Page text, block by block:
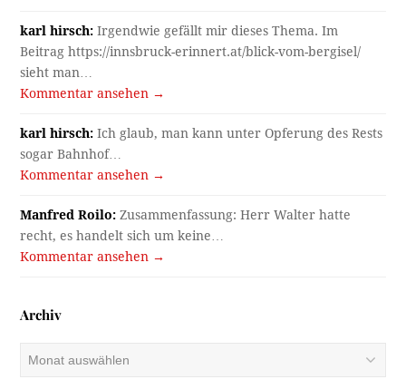
karl hirsch: Irgendwie gefällt mir dieses Thema. Im
Beitrag https://innsbruck-erinnert.at/blick-vom-bergisel/
sieht man…
Kommentar ansehen →
karl hirsch: Ich glaub, man kann unter Opferung des Rests
sogar Bahnhof…
Kommentar ansehen →
Manfred Roilo: Zusammenfassung: Herr Walter hatte
recht, es handelt sich um keine…
Kommentar ansehen →
Archiv
Archiv